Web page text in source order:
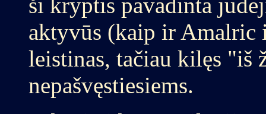
aktyvūs (kaip ir Amalric
leistinas, tačiau kilęs "iš
nepašvęstiesiems.